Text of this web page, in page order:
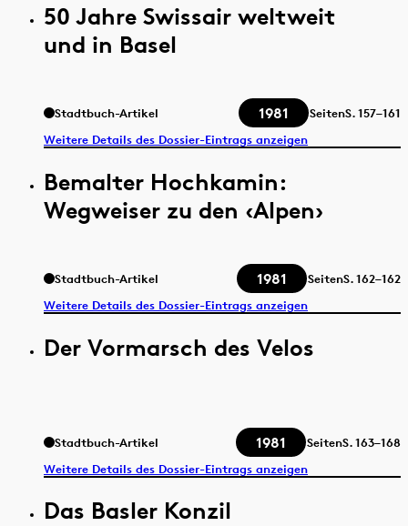
50 Jahre Swissair weltweit
und in Basel
Stadtbuch-Artikel 1981 SeitenS.157–161
Weitere Details des Dossier-Eintrags anzeigen
Bemalter Hochkamin:
Wegweiser zu den ‹Alpen›
Stadtbuch-Artikel 1981 SeitenS.162–162
Weitere Details des Dossier-Eintrags anzeigen
Der Vormarsch des Velos
Stadtbuch-Artikel 1981 SeitenS.163–168
Weitere Details des Dossier-Eintrags anzeigen
Das Basler Konzil